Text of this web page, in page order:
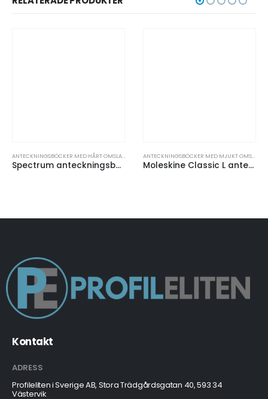
OCH PAPPERSPRODUKTER
ANTECKNINGSBÖCKER MED HÅRT OMSLAG ANTECKNINGSBÖCKER OCH PAPPERSPRODUKTER
Spectrum anteckningsbok A5 med prickade sidor
ANTECKNINGSBÖCKER MED MJUKT OMSLAG
Moleskine Classic L anteckningsbok med mjukt omslag – blanka sidor
Kontakt
ADRESS
Profileliten i Sverige AB, Stora Trädgårdsgatan 40, 593 34
Västervik